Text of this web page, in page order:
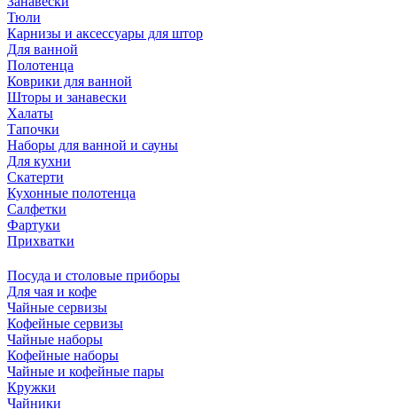
Тюли
Карнизы и аксессуары для штор
Для ванной
Полотенца
Коврики для ванной
Шторы и занавески
Халаты
Тапочки
Наборы для ванной и сауны
Для кухни
Скатерти
Кухонные полотенца
Салфетки
Фартуки
Прихватки
Посуда и столовые приборы
Для чая и кофе
Чайные сервизы
Кофейные сервизы
Чайные наборы
Кофейные наборы
Чайные и кофейные пары
Кружки
Чайники